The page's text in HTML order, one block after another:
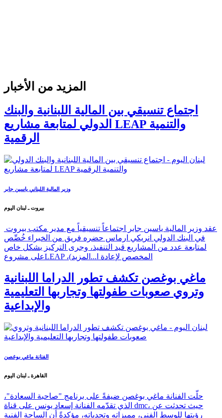
المزيد من الأخبار
اجتماع تنسيقي بين المالية اللبنانية والبنك
الدولي لمتابعة مشاريع LEAP والتنمية
الرقمية
وزير المالية اللبناني ياسين جابر
بيروت ـ لبنان اليوم
في البنك الدولي انريكي ارماس حضره فريق من الخبراء خُصِّص
لمتابعة عدد من المشاريع قيد التنفيذ، وجرى التركيز بشكل خاص
على مشروعLEAP ،(المخصص لإعادة ا... المزيد
ماغي بوغصن تكشف تطور الدراما اللبنانية
وتروي صعوبات طفولتها وتجاربها التعليمية
والإبداعية
الفنانة ماغي بوغصن
القاهرة ـ لبنان اليوم
حلّت الفنانة ماغي بوغصن ضيفةً على برنامج "صاحبة السعادة"،
الذي تقدّمه الفنانة إسعاد يونس على قناة dmc، حيث تحدثت عن
رؤيتها للوسط الفني، مميزاته وتحدياته، مؤكدةً أن الساحة الفنية